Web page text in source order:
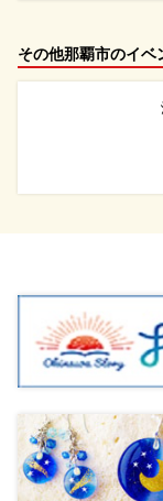
その他那覇市のイベ